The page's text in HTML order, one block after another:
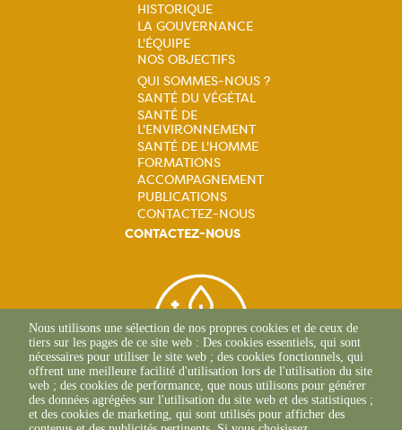
Navigation
principale
HISTORIQUE
LA GOUVERNANCE
L'ÉQUIPE
NOS OBJECTIFS
Navigation
principale
QUI SOMMES-NOUS ?
SANTÉ DU VÉGÉTAL
SANTÉ DE
L'ENVIRONNEMENT
SANTÉ DE L'HOMME
FORMATIONS
ACCOMPAGNEMENT
PUBLICATIONS
CONTACTEZ-NOUS
CONTACTEZ-NOUS
Nous utilisons une sélection de nos propres cookies et de ceux de
tiers sur les pages de ce site web : Des cookies essentiels, qui sont
nécessaires pour utiliser le site web ; des cookies fonctionnels, qui
offrent une meilleure facilité d'utilisation lors de l'utilisation du site
web ; des cookies de performance, que nous utilisons pour générer
des données agrégées sur l'utilisation du site web et des statistiques ;
et des cookies de marketing, qui sont utilisés pour afficher des